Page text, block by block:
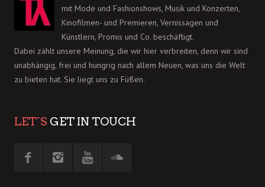
mit Mode und Fashionshows, Musik und Konzerten,
Kinofilmen- und Premieren, Vernissagen und
Künstlern, Promis und Co. beschäftigt.
Dabei zählt unsere Meinung, die wir hier verbreiten, denn wir sind
unabhängig, frei und hungrig nach allem Neuen, was uns die Welt
zu bieten hat. Sie liegt uns zu Füßen.
LET´S GET IN TOUCH